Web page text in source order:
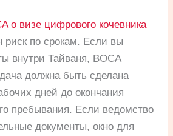
о визе цифрового кочевника
риск по срокам. Если вы
внутри Тайваня, BOCA
должна быть сделана
дней до окончания
пребывания. Если ведомство
документы, окно для